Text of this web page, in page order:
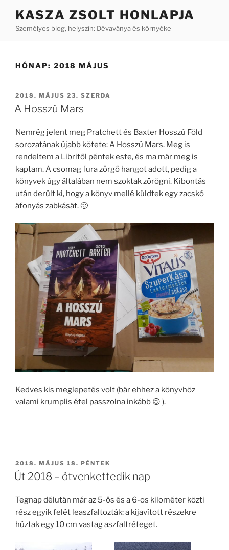
KASZA ZSOLT HONLAPJA
Személyes blog, helyszín: Dévaványa és környéke
HÓNAP: 2018 MÁJUS
BEKÜLDVE:
2018. MÁJUS 23. SZERDA
A Hosszú Mars
Nemrég jelent meg Pratchett és Baxter Hosszú Föld
sorozatának újabb kötete: A Hosszú Mars. Meg is
rendeltem a Libritől péntek este, és ma már meg is
kaptam. A csomag fura zörgő hangot adott, pedig a
könyvek úgy általában nem szoktak zörögni. Kibontás
után derült ki, hogy a könyv mellé küldtek egy zacskó
áfonyás zabkását. 🙂
Kedves kis meglepetés volt (bár ehhez a könyvhöz
valami krumplis étel passzolna inkább 😉 ).
BEKÜLDVE:
2018. MÁJUS 18. PÉNTEK
Út 2018 – ötvenkettedik nap
Tegnap délután már az 5-ös és a 6-os kilométer közti
rész egyik felét leaszfaltozták: a kijavított részekre
húztak egy 10 cm vastag aszfaltréteget.